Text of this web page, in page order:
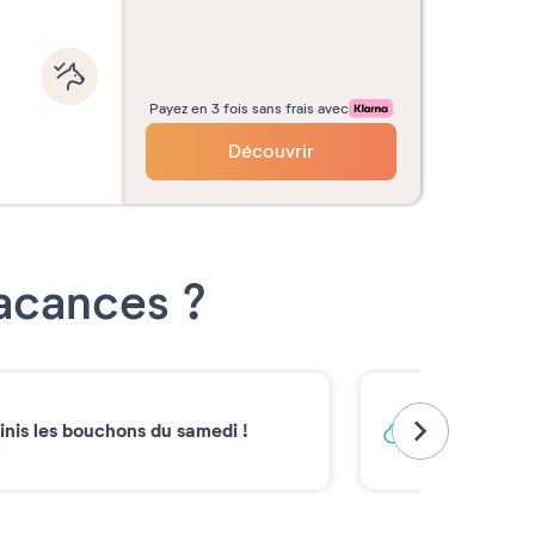
Payez en 3 fois sans frais avec
Découvrir
?
les bouchons du samedi !
Vacances
Émissions
2030*